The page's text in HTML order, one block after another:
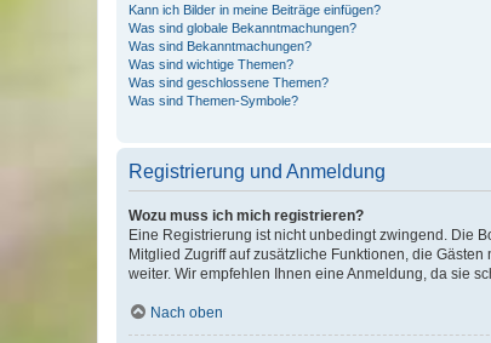
Kann ich Bilder in meine Beiträge einfügen?
Was sind globale Bekanntmachungen?
Was sind Bekanntmachungen?
Was sind wichtige Themen?
Was sind geschlossene Themen?
Was sind Themen-Symbole?
Registrierung und Anmeldung
Wozu muss ich mich registrieren?
Eine Registrierung ist nicht unbedingt zwingend. Die
Mitglied Zugriff auf zusätzliche Funktionen, die
weiter. Wir empfehlen Ihnen eine Anmeldung, da sie
Nach oben